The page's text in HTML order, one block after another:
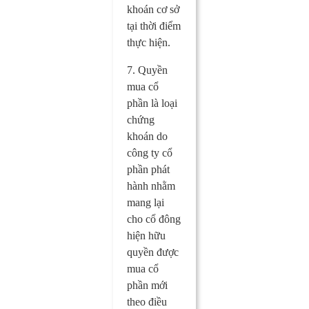
khoán cơ sở
tại thời điểm
thực hiện.
7. Quyền
mua cổ
phần là loại
chứng
khoán do
công ty cổ
phần phát
hành nhằm
mang lại
cho cổ đông
hiện hữu
quyền được
mua cổ
phần mới
theo điều